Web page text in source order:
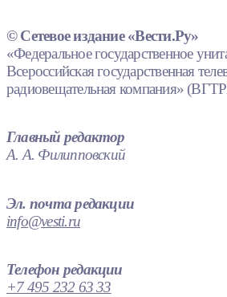
© Сетевое издание «Вести.Ру»
«Федеральное государственное
Всероссийская государственная
радиовещательная компания»
Главный редактор
А. А. Филипповский
Эл. почта редакции
info@vesti.ru
Телефон редакции
+7 495 232 63 33